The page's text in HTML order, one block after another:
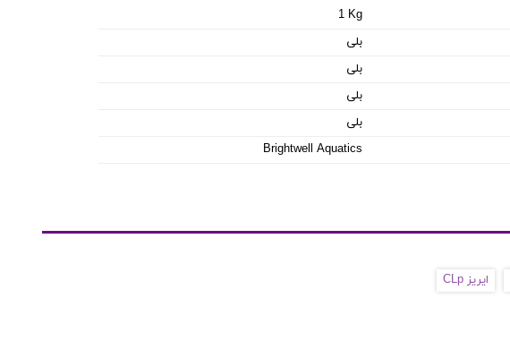
1 Kg
بلی
بلی
بلی
بلی
Brightwell Aquatics
ایریز CLp